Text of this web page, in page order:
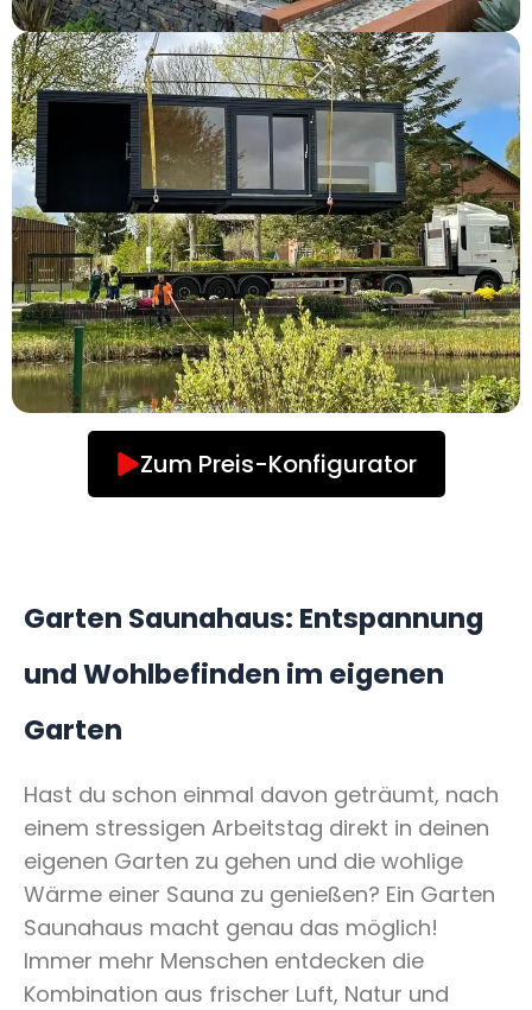
Zum Preis-Konfigurator
Garten Saunahaus: Entspannung
und Wohlbefinden im eigenen
Garten
Hast du schon einmal davon geträumt, nach
einem stressigen Arbeitstag direkt in deinen
eigenen Garten zu gehen und die wohlige
Wärme einer Sauna zu genießen? Ein Garten
Saunahaus macht genau das möglich!
Immer mehr Menschen entdecken die
Kombination aus frischer Luft, Natur und